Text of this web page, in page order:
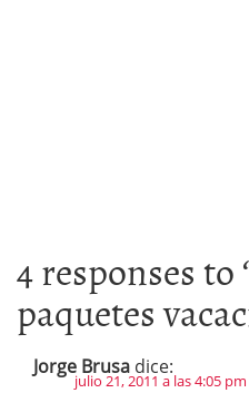
4 responses to
paquetes
Jorge Brusa dice:
julio 21, 2011 a las 4:05 pm